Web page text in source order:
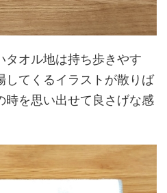
タオル地は持ち歩きやす
してくるイラストが散りば
時を思い出せて良さげな感